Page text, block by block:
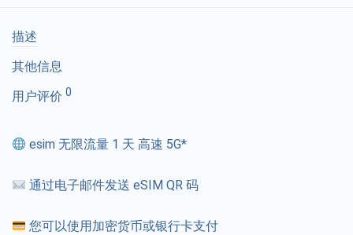
描述
其他信息
用户评价 0
esim 无限流量 1 天 高速 5G*
通过电子邮件发送 eSIM QR 码
您可以使用加密货币或银行卡支付